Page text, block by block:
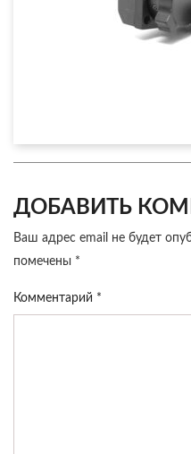
ДОБАВИТЬ
Ваш адрес email не будет
помечены *
Комментарий *